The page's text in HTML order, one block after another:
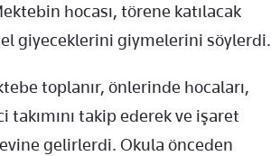
hocası, törene katılacak
giyeceklerini giymelerini söylerdi.
toplanır, önlerinde hocaları,
takip ederek ve işaret
gelirlerdi. Okula önceden